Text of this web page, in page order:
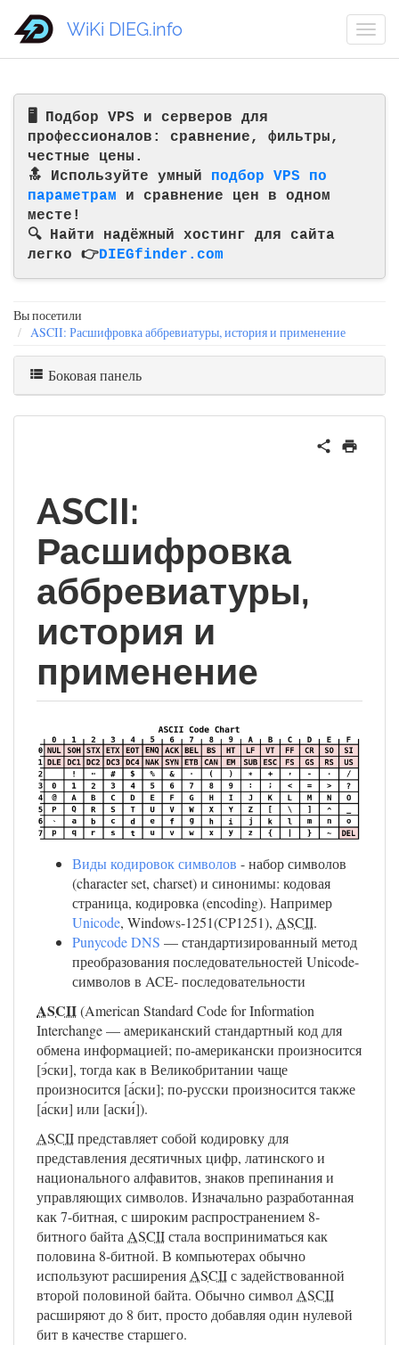
🖥️ Подбор VPS и серверов для
профессионалов: сравнение, фильтры,
честные цены.
🔝 Используйте умный подбор VPS по
параметрам и сравнение цен в одном
месте!
🔍 Найти надёжный хостинг для сайта
легко 👉DIEGfinder.com
WiKi DIEG.info
Вы посетили
ASCII: Расшифровка аббревиатуры, история и применение
Боковая панель
ASCII:
Расшифровка
аббревиатуры,
история и
применение
Виды кодировок символов - набор символов
(character set, charset) и синонимы: кодовая
страница, кодировка (encoding). Например
Unicode, Windows-1251(CP1251), ASCII.
Punycode DNS — стандартизированный метод
преобразования последовательностей Unicode-
символов в ACE- последовательности
ASCII(American Standard Code for Information
Interchange — американский стандартный код для
обмена информацией; по-американски произносится
[э́ски], тогда как в Великобритании чаще
произносится [а́ски]; по-русски произносится также
[а́ски] или [аски́]).
ASCIIпредставляет собой кодировку для
представления десятичных цифр, латинского и
национального алфавитов, знаков препинания и
управляющих символов. Изначально разработанная
как 7-битная, с широким распространением 8-
битного байта ASCIIстала восприниматься как
половина 8-битной. В компьютерах обычно
используют расширения ASCIIс задействованной
второй половиной байта. Обычно символ ASCII
расширяют до 8 бит, просто добавляя один нулевой
бит в качестве старшего.